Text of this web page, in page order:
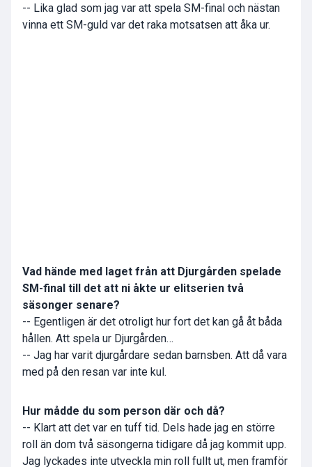
-- Lika glad som jag var att spela SM-final och nästan
vinna ett SM-guld var det raka motsatsen att åka ur.
Vad hände med laget från att Djurgården spelade
SM-final till det att ni åkte ur elitserien två
säsonger senare?
-- Egentligen är det otroligt hur fort det kan gå åt båda
hållen. Att spela ur Djurgården…
-- Jag har varit djurgårdare sedan barnsben. Att då vara
med på den resan var inte kul.
Hur mådde du som person där och då?
-- Klart att det var en tuff tid. Dels hade jag en större
roll än dom två säsongerna tidigare då jag kommit upp.
Jag lyckades inte utveckla min roll fullt ut, men framför